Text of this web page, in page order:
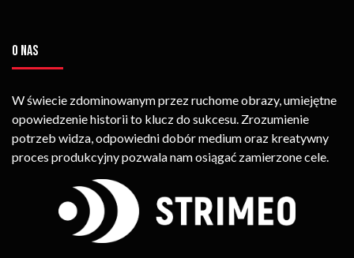
O NAS
W świecie zdominowanym przez ruchome obrazy, umiejętne
opowiedzenie historii to klucz do sukcesu. Zrozumienie
potrzeb widza, odpowiedni dobór medium oraz kreatywny
proces produkcyjny pozwala nam osiągać zamierzone cele.